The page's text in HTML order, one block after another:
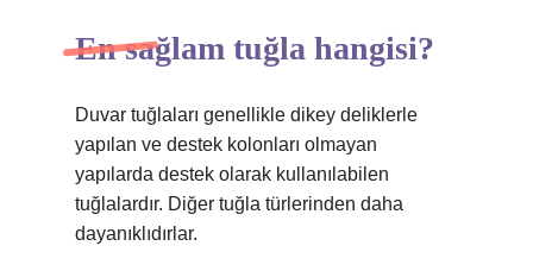
En sağlam tuğla hangisi?
Duvar tuğlaları genellikle dikey deliklerle
yapılan ve destek kolonları olmayan
yapılarda destek olarak kullanılabilen
tuğlalardır. Diğer tuğla türlerinden daha
dayanıklıdırlar.